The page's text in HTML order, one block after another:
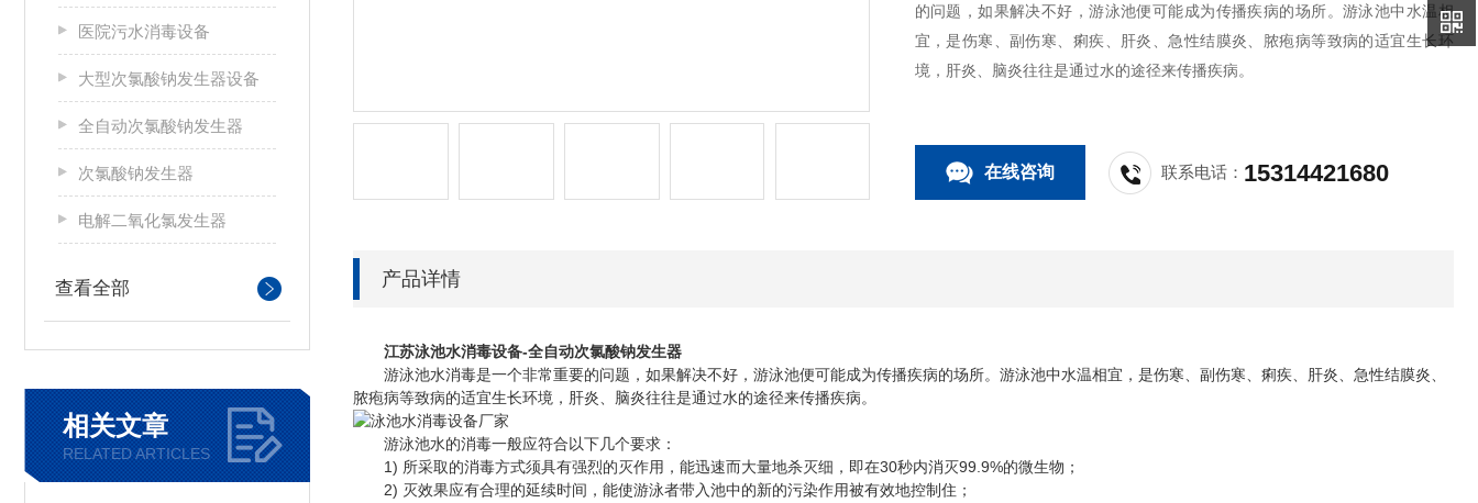
医院污水消毒设备
大型次氯酸钠发生器设备
全自动次氯酸钠发生器
次氯酸钠发生器
电解二氧化氯发生器
查看全部
相关文章
RELATED ARTICLES
的问题，如果解决不好，游泳池便可能成为传播疾病的场所。游泳池中水温相
宜，是伤寒、副伤寒、痢疾、肝炎、急性结膜炎、脓疱病等致病的适宜生长环
境，肝炎、脑炎往往是通过水的途径来传播疾病。
在线咨询 联系电话： 15314421680
产品详情
江苏泳池水消毒设备-全自动次氯酸钠发生器
游泳池水消毒是一个非常重要的问题，如果解决不好，游泳池便可能成为传播疾病的场所。游泳池中水温相宜，是伤寒、副伤寒、痢疾、肝炎、急性结膜炎、
脓疱病等致病的适宜生长环境，肝炎、脑炎往往是通过水的途径来传播疾病。
游泳池水的消毒一般应符合以下几个要求：
1) 所采取的消毒方式须具有强烈的灭作用，能迅速而大量地杀灭细，即在30秒内消灭99.9%的微生物；
2) 灭效果应有合理的延续时间，能使游泳者带入池中的新的污染作用被有效地控制住；